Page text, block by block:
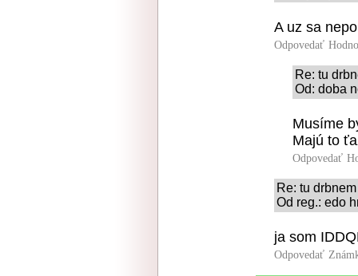
A uz sa
Odpovedať
Re: tu
Od: doba
Musíme
Majú to
Odpovedať
Re: tu
Od reg.: edo
ja som
Odpovedať